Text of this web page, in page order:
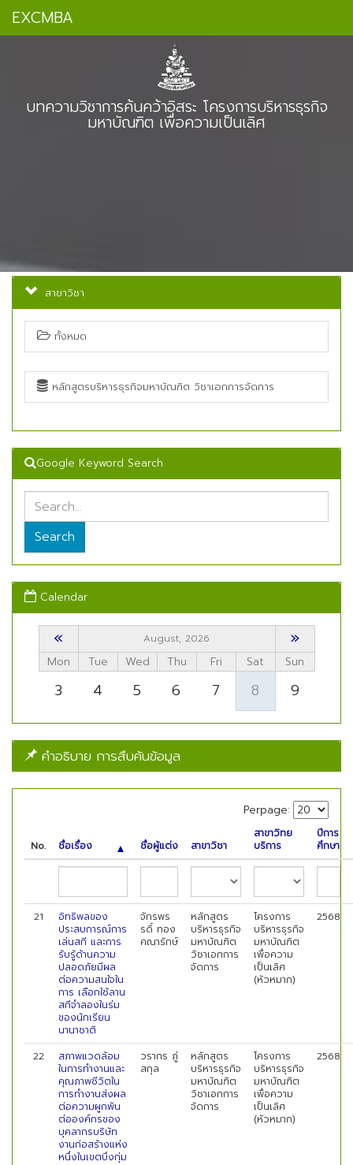
EXCMBA
บทความวิชาการค้นคว้าอิสระ โครงการบริหารธุรกิจ
มหาบัณฑิต เพื่อความเป็นเลิศ
สาขาวิชา
ทั้งหมด
หลักสูตรบริหารธุรกิจมหาบัณฑิต วิชาเอกการจัดการ
Google Keyword Search
Search
Calendar
« August, 2026 »
Mon Tue Wed Thu Fri Sat Sun
3 4 5 6 7 8 9
คำอธิบาย การสืบค้นข้อมูล
Perpage:
No. ชื่อเรื่อง ชื่อผู้แต่ง สาขาวิชา
สาขาวิทย
บริการ
ปีการ
ศึกษา
21
อิทธิพลของ
ประสบการณ์การ
เล่นสกี และการ
รับรู้ด้านความ
ปลอดภัยมีผล
ต่อความสนใจใน
การ เลือกใช้ลาน
สกีจำลองในร่ม
ของนักเรียน
นานาชาติ
จักรพร
รดิ์ ทอง
คณารักษ์
หลักสูตร
บริหารธุรกิจ
มหาบัณฑิต
วิชาเอกการ
จัดการ
โครงการ
บริหารธุรกิจ
มหาบัณฑิต
เพื่อความ
เป็นเลิศ
(หัวหมาก)
2568
22
สภาพแวดล้อม
ในการทำงานและ
คุณภาพชีวิตใน
การทำงานส่งผล
ต่อความผูกพัน
ต่อองค์กรของ
บุคลากรบริษัท
งานก่อสร้างแห่ง
หนึ่งในเขตบึงกุ่ม
วรากร ภู่
สกุล
หลักสูตร
บริหารธุรกิจ
มหาบัณฑิต
วิชาเอกการ
จัดการ
โครงการ
บริหารธุรกิจ
มหาบัณฑิต
เพื่อความ
เป็นเลิศ
(หัวหมาก)
2568